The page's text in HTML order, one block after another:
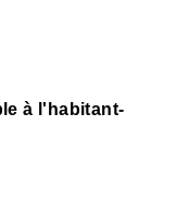
à l'habitant-